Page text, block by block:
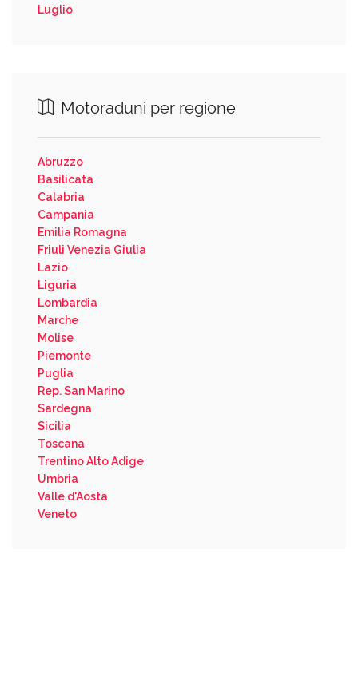
Luglio
Motoraduni per regione
Abruzzo
Basilicata
Calabria
Campania
Emilia Romagna
Friuli Venezia Giulia
Lazio
Liguria
Lombardia
Marche
Molise
Piemonte
Puglia
Rep. San Marino
Sardegna
Sicilia
Toscana
Trentino Alto Adige
Umbria
Valle d'Aosta
Veneto